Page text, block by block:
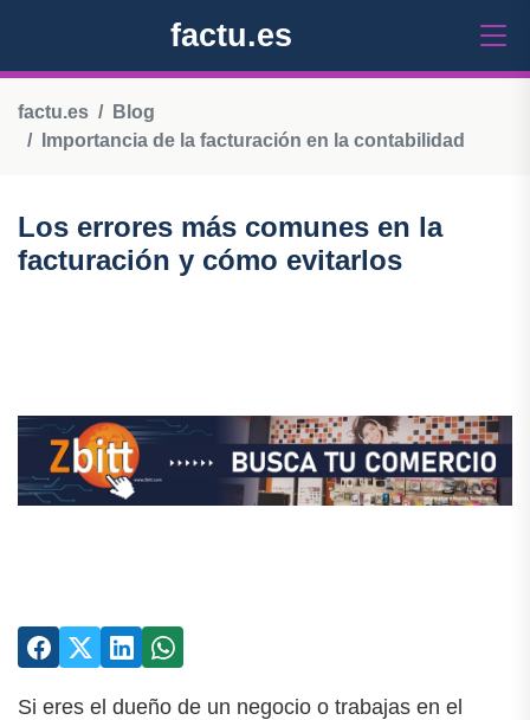
factu.es
factu.es
Blog
Importancia de la facturación en la contabilidad
Los errores más comunes en la
facturación y cómo evitarlos
Si eres el dueño de un negocio o trabajas en el